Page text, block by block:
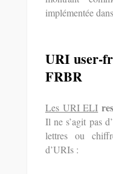
implémentée
URI user-
FRBR
Les URI ELI
Il ne s’agit pas
lettres ou
d’URIs :